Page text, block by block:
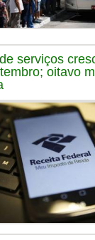
serviços
oitavo